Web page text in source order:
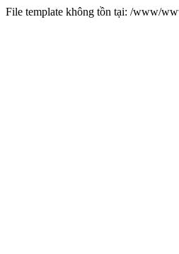
File template không tồn tại: /www/